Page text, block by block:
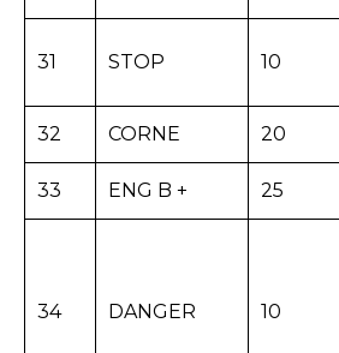
31 STOP 10
32 CORNE 20
33 ENG B + 25
34 DANGER 10